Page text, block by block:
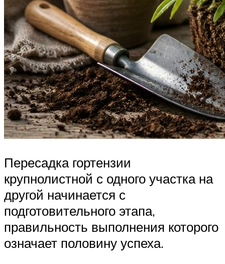
Пересадка гортензии
крупнолистной с одного участка на
другой начинается с
подготовительного этапа,
правильность выполнения которого
означает половину успеха.